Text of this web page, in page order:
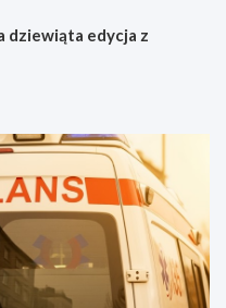
dziewiąta edycja z